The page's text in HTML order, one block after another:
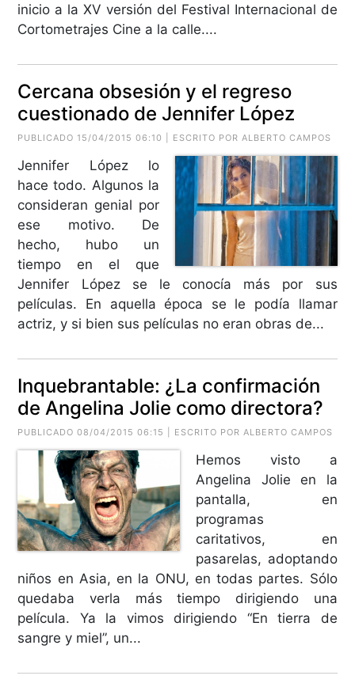
inicio a la XV versión del Festival Internacional de
Cortometrajes Cine a la calle....
Cercana obsesión y el regreso
cuestionado de Jennifer López
PUBLICADO 15/04/2015 06:10 | ESCRITO POR ALBERTO CAMPOS
Jennifer López lo
hace todo. Algunos la
consideran genial por
ese motivo. De
hecho, hubo un
tiempo en el que
Jennifer López se le conocía más por sus
películas. En aquella época se le podía llamar
actriz, y si bien sus películas no eran obras de...
Inquebrantable: ¿La confirmación
de Angelina Jolie como directora?
PUBLICADO 08/04/2015 06:15 | ESCRITO POR ALBERTO CAMPOS
Hemos visto a
Angelina Jolie en la
pantalla, en
programas
caritativos, en
pasarelas, adoptando
niños en Asia, en la ONU, en todas partes. Sólo
quedaba verla más tiempo dirigiendo una
película. Ya la vimos dirigiendo “En tierra de
sangre y miel”, un...